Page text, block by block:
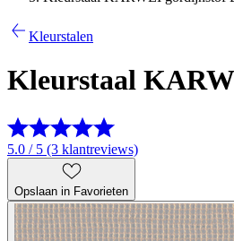
Kleurstalen
Kleurstaal
5.0 / 5 (3 klantreviews)
Opslaan in Favorieten